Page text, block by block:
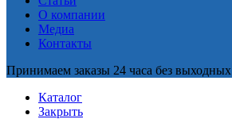
О компании
Медиа
Контакты
Принимаем заказы 24 часа без выходных
Каталог
Закрыть